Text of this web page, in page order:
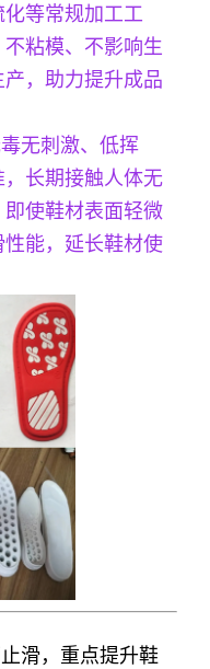
等常规加工工
粘模、不影响生
，助力提升成品
无刺激、低挥
长期接触人体无
使鞋材表面轻微
能，延长鞋材使
滑，重点提升鞋